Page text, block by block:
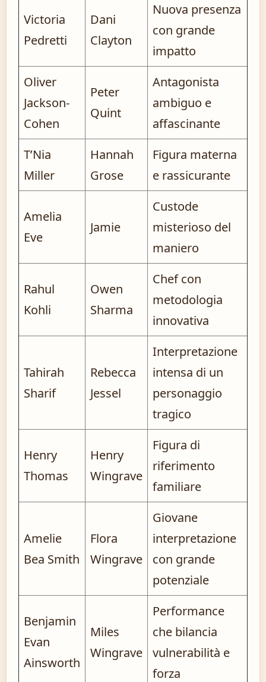
Victoria
Pedretti
Dani
Clayton
Nuova presenza
con grande
impatto
Oliver
Jackson-
Cohen
Peter
Quint
Antagonista
ambiguo e
affascinante
T’Nia
Miller
Hannah
Grose
Figura materna
e rassicurante
Amelia
Eve
Jamie
Custode
misterioso del
maniero
Rahul
Kohli
Owen
Sharma
Chef con
metodologia
innovativa
Tahirah
Sharif
Rebecca
Jessel
Interpretazione
intensa di un
personaggio
tragico
Henry
Thomas
Henry
Wingrave
Figura di
riferimento
familiare
Amelie
Bea Smith
Flora
Wingrave
Giovane
interpretazione
con grande
potenziale
Benjamin
Evan
Ainsworth
Miles
Wingrave
Performance
che bilancia
vulnerabilità e
forza